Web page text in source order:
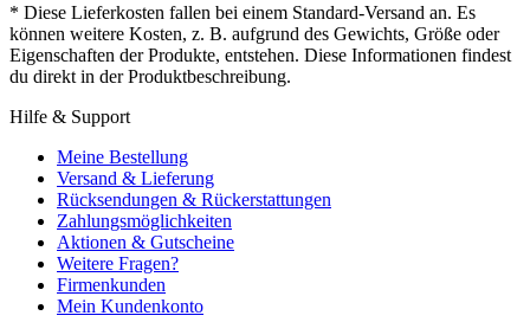
* Diese Lieferkosten fallen bei einem Standard-Versand an. Es
können weitere Kosten, z. B. aufgrund des Gewichts, Größe oder
Eigenschaften der Produkte, entstehen. Diese Informationen findest
du direkt in der Produktbeschreibung.
Hilfe & Support
Meine Bestellung
Versand & Lieferung
Rücksendungen & Rückerstattungen
Zahlungsmöglichkeiten
Aktionen & Gutscheine
Weitere Fragen?
Firmenkunden
Mein Kundenkonto